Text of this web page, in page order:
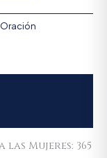
Oración
Mujeres: 365